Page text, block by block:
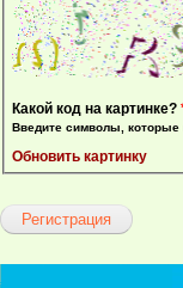
Какой код на картинке?
Введите символы, которые
Обновить картинку